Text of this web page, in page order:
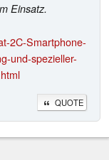
Einsatz.
2C-Smartphone-
und-spezieller-
QUOTE